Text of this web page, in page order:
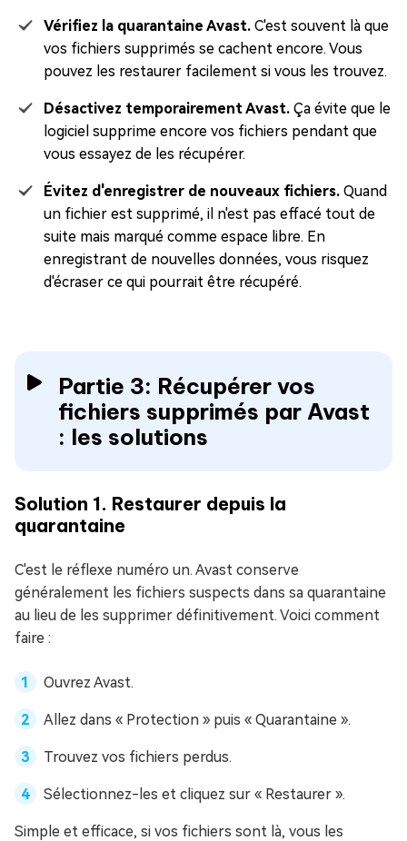
Vérifiez la quarantaine Avast. C'est souvent là que
vos fichiers supprimés se cachent encore. Vous
pouvez les restaurer facilement si vous les trouvez.
Désactivez temporairement Avast. Ça évite que le
logiciel supprime encore vos fichiers pendant que
vous essayez de les récupérer.
Évitez d'enregistrer de nouveaux fichiers. Quand
un fichier est supprimé, il n'est pas effacé tout de
suite mais marqué comme espace libre. En
enregistrant de nouvelles données, vous risquez
d'écraser ce qui pourrait être récupéré.
Partie 3: Récupérer vos
fichiers supprimés par Avast
: les solutions
Solution 1. Restaurer depuis la
quarantaine
C'est le réflexe numéro un. Avast conserve
généralement les fichiers suspects dans sa quarantaine
au lieu de les supprimer définitivement. Voici comment
faire :
Ouvrez Avast.
Allez dans « Protection » puis « Quarantaine ».
Trouvez vos fichiers perdus.
Sélectionnez-les et cliquez sur « Restaurer ».
Simple et efficace, si vos fichiers sont là, vous les